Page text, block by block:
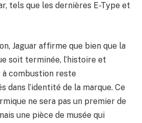
tels que les dernières E-Type et
Jaguar affirme que bien que la
soit terminée, l’histoire et
à combustion reste
dans l’identité de la marque. Ce
ne sera pas un premier de
une pièce de musée qui